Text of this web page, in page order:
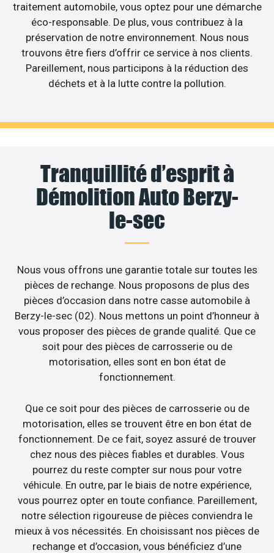
traitement automobile, vous optez pour une démarche
éco-responsable. De plus, vous contribuez à la
préservation de notre environnement. Nous nous
trouvons être fiers d’offrir ce service à nos clients.
Pareillement, nous participons à la réduction des
déchets et à la lutte contre la pollution.
Tranquillité d’esprit à
Démolition Auto Berzy-
le-sec
Nous vous offrons une garantie totale sur toutes les
pièces de rechange. Nous proposons de plus des
pièces d’occasion dans notre casse automobile à
Berzy-le-sec (02). Nous mettons un point d’honneur à
vous proposer des pièces de grande qualité. Que ce
soit pour des pièces de carrosserie ou de
motorisation, elles sont en bon état de
fonctionnement.
Que ce soit pour des pièces de carrosserie ou de
motorisation, elles se trouvent être en bon état de
fonctionnement. De ce fait, soyez assuré de trouver
chez nous des pièces fiables et durables. Vous
pourrez du reste compter sur nous pour votre
véhicule. En outre, par le biais de notre expérience,
vous pourrez opter en toute confiance. Pareillement,
notre sélection rigoureuse de pièces conviendra le
mieux à vos nécessités. En choisissant nos pièces de
rechange et d’occasion, vous bénéficiez d’une